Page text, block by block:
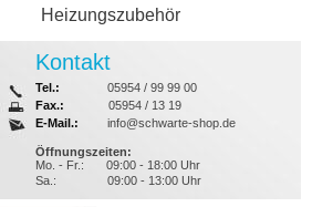
Heizungszubehör
Kontakt
Tel.:
05954 / 99 99 00
Fax.:
05954 / 13 19
E-Mail.:
info@schwarte-shop.de
Öffnungszeiten:
Mo. - Fr.:
09:00 - 18:00 Uhr
Sa.:
09:00 - 13:00 Uhr